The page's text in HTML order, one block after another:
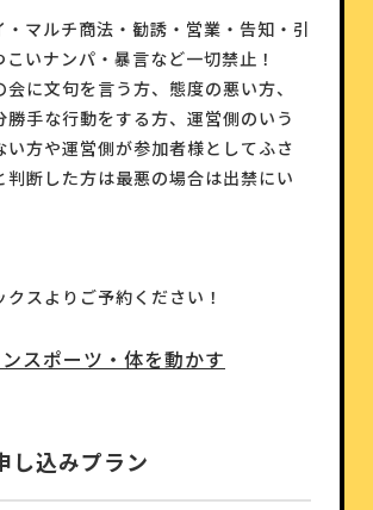
・マルチ商法・勧誘・営業・告知・引
こいナンパ・暴言など一切禁止！
会に文句を言う方、態度の悪い方、
勝手な行動をする方、運営側のいう
い方や運営側が参加者様としてふさ
判断した方は最悪の場合は出禁にい
クスよりご予約ください！
スポーツ・体を動かす
し込みプラン